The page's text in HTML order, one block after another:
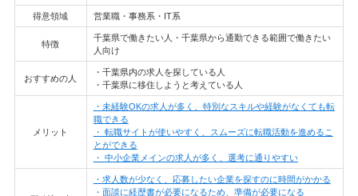
得意領域 営業職・事務系・IT系
特徴
千葉県で働きたい人・千葉県から通勤できる範囲で働きたい
人向け
おすすめの人
・千葉県内の求人を探している人
・千葉県に移住しようと考えている人
メリット
・未経験OKの求人が多く、特別なスキルや経験がなくても転
職できる
・ 転職サイトが使いやすく、スムーズに転職活動を進めるこ
とができる
・ 中小企業メインの求人が多く、選考に通りやすい
・求人数が少なく、応募したい企業を探すのに時間がかかる
・面談に経歴書が必要になるため、準備が必要になる